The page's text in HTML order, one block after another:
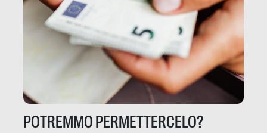
POTREMMO PERMETTERCELO?